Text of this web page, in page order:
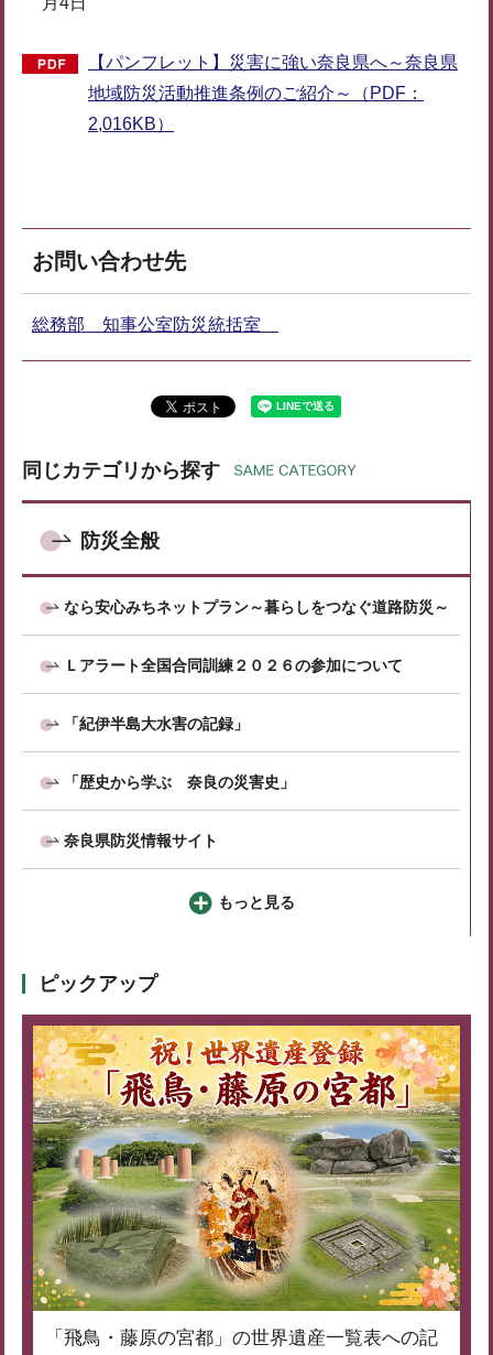
【パンフレット】災害に強い奈良県へ～奈良県
地域防災活動推進条例のご紹介～（PDF：
2,016KB）
お問い合わせ先
総務部 知事公室防災統括室
同じカテゴリから探す
防災全般
なら安心みちネットプラン～暮らしをつなぐ道路防災～
Ｌアラート全国合同訓練２０２６の参加について
「紀伊半島大水害の記録」
「歴史から学ぶ 奈良の災害史」
奈良県防災情報サイト
もっと見る
ピックアップ
「飛鳥・藤原の宮都」の世界遺産一覧表への記